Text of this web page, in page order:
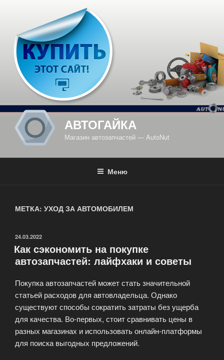
содержимому
АВТОГАЙКА
Магазин автозапчастей — AutoNut
Меню
МЕТКА: УХОД ЗА АВТОМОБИЛЕМ
ОПУБЛИКОВАНО
24.03.2022
Как сэкономить на покупке
автозапчастей: лайфхаки и советы
Покупка автозапчастей может стать значительной
статьей расходов для автовладельца. Однако
существуют способы сократить затраты без ущерба
для качества. Во-первых, стоит сравнивать цены в
разных магазинах и использовать онлайн-платформы
для поиска выгодных предложений.